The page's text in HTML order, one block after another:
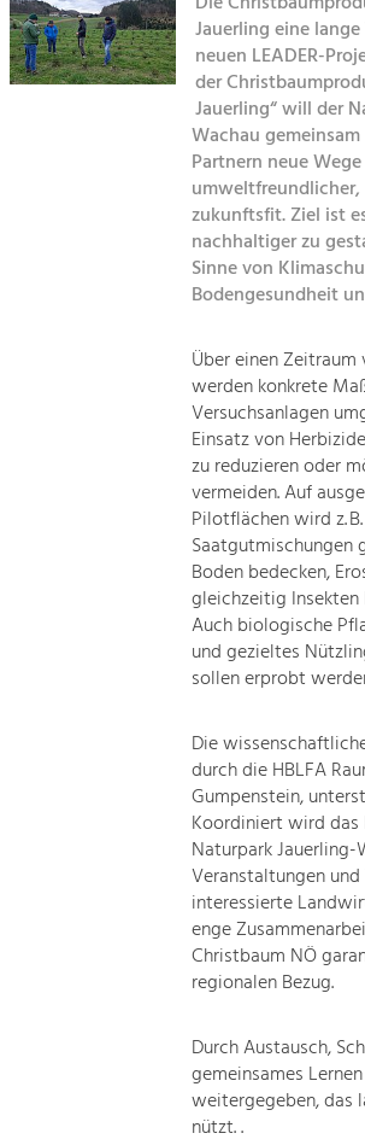
Kirchen am Fluss
Tourismus
Angebotsentwicklung und
Kunst & Kultur
Handwerk, Wissenschaft und Forschung.
Soziales, Bildung &
Mobilität & Energie
Klimawandel, öffentlicher Verkehr und
erneuerbare Energie
Steigerung regionaler Wertschöpfung
Jauerling eine
neuen LEADER-
der
Jauerling“ will der
Wachau
Partnern neue
zukunftsfit. Ziel ist
nachhaltiger zu
Sinne von
Bodengesundheit
Über einen Zeitraum
werden konkrete
Versuchsanlagen
Einsatz von
zu reduzieren oder
vermeiden. Auf
Pilotflächen wird z.
Saatgutmischungen
Boden bedecken,
gleichzeitig Insekten
Auch biologische
und gezieltes
sollen erprobt
Die
durch die HBLFA
Gumpenstein,
Koordiniert wird das
Naturpark Jauerling-
Veranstaltungen
interessierte
enge
Christbaum NÖ
regionalen Bezug.
Durch Austausch,
gemeinsames
weitergegeben, das
nützt. .